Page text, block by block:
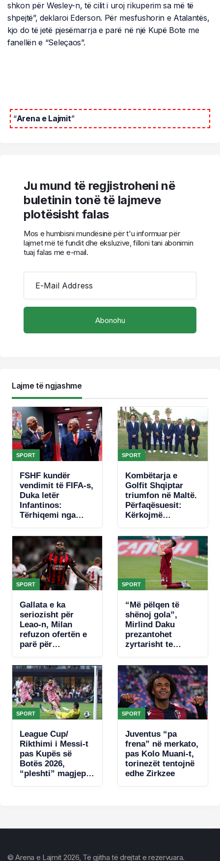
shkon për Wesley-n, të cilit i uroj rikuperim sa më të
shpejtë”, deklaroi Ederson. Për mesfushorin e Atalantës,
kjo do të jetë pjesëmarrja e parë në një Kupë Bote me
fanellën e “Seleçaos”.
“Arena e Lajmit”
Ju mund të regjistroheni në
buletinin tonë të lajmeve
plotësisht falas
Mos e humbisni mundësinë për t'u informuar për
lajmet më të fundit dhe eksluzive, filloni tani abonimin
tuaj falas me e-mail.
E-Mail Address
Lajme të ngjashme
SPORT
FSHF kundër
vendimit të FIFA-s,
Duka letër
Infantinos:
Tërhiqemi nga
SPORT
Kombëtarja e
Golfit Shqiptar
triumfon në Maltë.
Përfaqësuesit:
Kërkojmë
kemi fusha
SPORT
Gallata e ka
seriozisht për
Leao-n, Milan
refuzon ofertën e
parë për
SPORT
“Më pëlqen të
shënoj gola”,
Mirlind Daku
prezantohet
zyrtarisht te
SPORT
League Cup/
Rikthimi i Messi-t
pas Kupës së
Botës 2026,
“pleshti” magjeps
SPORT
Juventus “pa
frena” në merkato,
pas Kolo Muani-t,
torinezët tentojnë
edhe Zirkzee
© Arena e Lajmit 2026, Të gjitha të drejtat e rezervuara.